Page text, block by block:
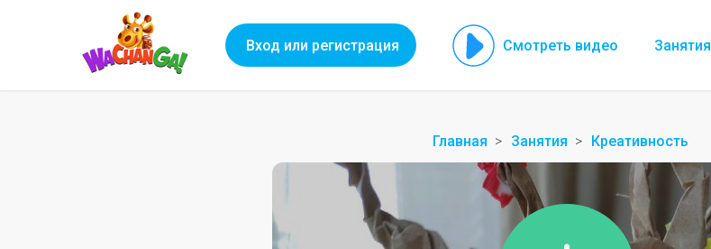
Вход или регистрация Смотреть видео Занятия
Главная Занятия Креативность